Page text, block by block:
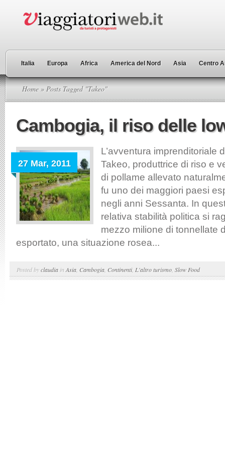
Italia Europa Africa America del Nord Asia Centro
Home » Posts Tagged "Takeo"
Cambogia, il riso delle
27 Mar, 2011
L’avventura imprenditoriale
Takeo, produttrice di riso e
di pollame allevato
fu uno dei maggiori paesi
negli anni Sessanta. In
relativa stabilità politica si
mezzo milione di tonnellate
esportato, una situazione rosea...
Posted byclaudia in Asia Cambogia Continenti, L'altro turismo Slow Food